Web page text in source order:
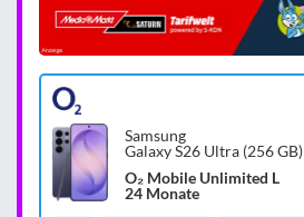
Samsung
Galaxy S26 Ultra (256 GB)
O₂ Mobile Unlimited L
24 Monate